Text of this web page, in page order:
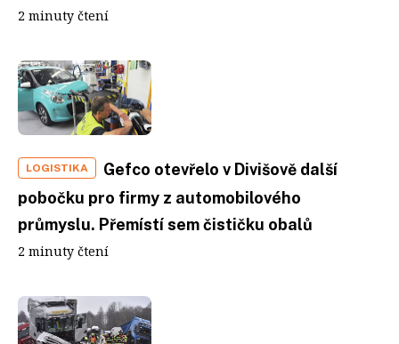
2 minuty čtení
LOGISTIKA
Gefco otevřelo v Divišově další
pobočku pro firmy z automobilového
průmyslu. Přemístí sem čističku obalů
2 minuty čtení